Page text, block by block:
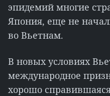
эпидемий многие
Япония, еще не
во Вьетнам.
В новых условиях
международное
хорошо